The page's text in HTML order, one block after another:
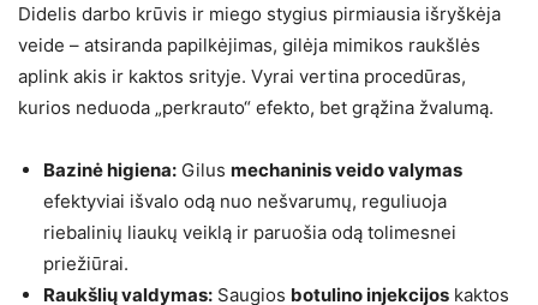
Didelis darbo krūvis ir miego stygius pirmiausia išryškėja
veide – atsiranda papilkėjimas, gilėja mimikos raukšlės
aplink akis ir kaktos srityje. Vyrai vertina procedūras,
kurios neduoda „perkrauto“ efekto, bet grąžina žvalumą.
Bazinė higiena: Gilus mechaninis veido valymas
efektyviai išvalo odą nuo nešvarumų, reguliuoja
riebalinių liaukų veiklą ir paruošia odą tolimesnei
priežiūrai.
Raukšlių valdymas: Saugios botulino injekcijos kaktos